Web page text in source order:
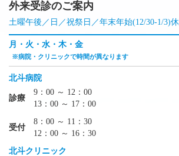
外来受診のご案内
土曜午後／日／祝祭日／年末年始(12/30-1/3)
月・火・水・木・金
※病院・クリニックで時間が異なります
北斗病院
診療
9：00 ～ 12：00
13：00 ～ 17：00
受付
8：00 ～ 11：30
12：00 ～ 16：30
北斗クリニック